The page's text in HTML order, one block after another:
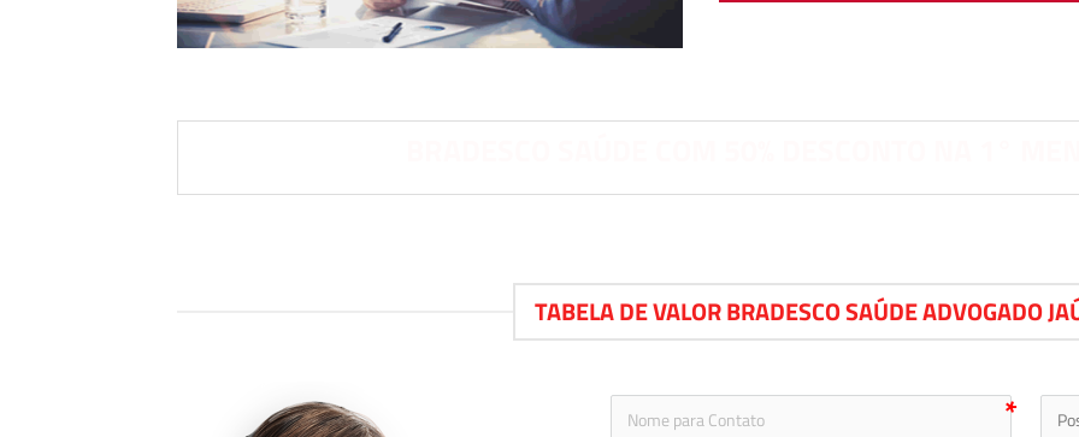
TABELA DE VALOR BRADESCO SAÚDE ADVOGADO
icon-